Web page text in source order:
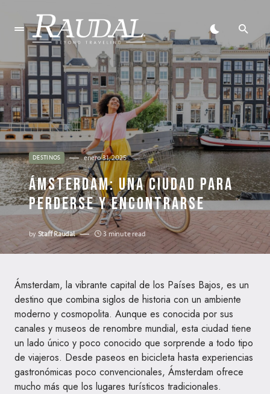
DESTINOS enero 31, 2025
ÁMSTERDAM: UNA CIUDAD PARA
PERDERSE Y ENCONTRARSE
by Staff Raudal 3 minute read
Ámsterdam, la vibrante capital de los Países Bajos, es un
destino que combina siglos de historia con un ambiente
moderno y cosmopolita. Aunque es conocida por sus
canales y museos de renombre mundial, esta ciudad tiene
un lado único y poco conocido que sorprende a todo tipo
de viajeros. Desde paseos en bicicleta hasta experiencias
gastronómicas poco convencionales, Ámsterdam ofrece
mucho más que los lugares turísticos tradicionales.